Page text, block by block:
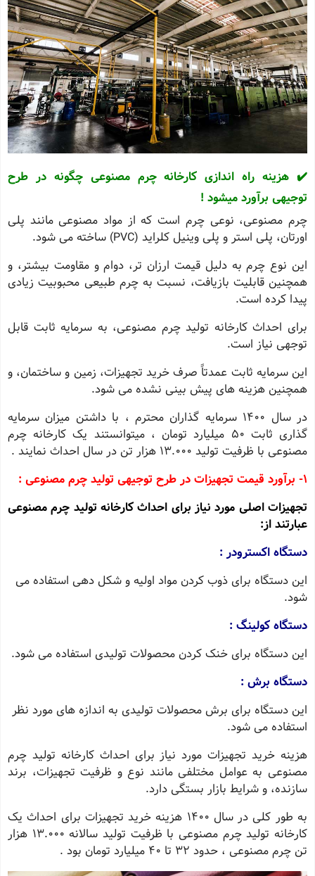
✔️ هزینه راه اندازی کارخانه چرم مصنوعی چگونه در طرح
توجیهی برآورد میشود !
چرم مصنوعی، نوعی چرم است که از مواد مصنوعی مانند پلی
اورتان، پلی استر و پلی وینیل کلراید (PVC) ساخته می ‌شود.
این نوع چرم به دلیل قیمت ارزان ‌تر، دوام و مقاومت بیشتر، و
همچنین قابلیت بازیافت، نسبت به چرم طبیعی محبوبیت زیادی
پیدا کرده است.
برای احداث کارخانه تولید چرم مصنوعی، به سرمایه ثابت قابل
توجهی نیاز است.
این سرمایه ثابت عمدتاً صرف خرید تجهیزات، زمین و ساختمان، و
همچنین هزینه ‌های پیش ‌بینی نشده می ‌شود.
در سال 1400 سرمایه گذاران محترم ، با داشتن میزان سرمایه
گذاری ثابت 50 میلیارد تومان ، میتوانستند یک کارخانه چرم
مصنوعی با ظرفیت تولید 13.000 هزار تن در سال احداث نمایند .
1- برآورد قیمت تجهیزات در طرح توجیهی تولید چرم مصنوعی :
تجهیزات اصلی مورد نیاز برای احداث کارخانه تولید چرم مصنوعی
عبارتند از:
دستگاه اکسترودر :
این دستگاه برای ذوب کردن مواد اولیه و شکل ‌دهی استفاده می‌
شود.
دستگاه کولینگ :
این دستگاه برای خنک کردن محصولات تولیدی استفاده می‌ شود.
دستگاه برش :
این دستگاه برای برش محصولات تولیدی به اندازه‌ های مورد نظر
استفاده می‌ شود.
هزینه خرید تجهیزات مورد نیاز برای احداث کارخانه تولید چرم
مصنوعی به عوامل مختلفی مانند نوع و ظرفیت تجهیزات، برند
سازنده، و شرایط بازار بستگی دارد.
به طور کلی در سال 1400 هزینه خرید تجهیزات برای احداث یک
کارخانه تولید چرم مصنوعی با ظرفیت تولید سالانه 13.000 هزار
تن چرم مصنوعی ، حدود 32 تا 40 میلیارد تومان بود .